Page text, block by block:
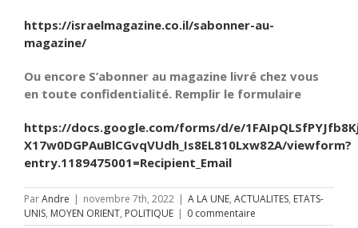
https://israelmagazine.co.il/sabonner-au-
magazine/
Ou encore S’abonner au magazine livré chez vous
en toute confidentialité. Remplir le formulaire
https://docs.google.com/forms/d/e/
X17w0DGPAuBlCGvqVUdh_Is8EL810Lxw82A/viewform?
entry.1189475001=Recipient_Email
ParAndre | novembre 7th, 2022 | A LA UNE, ACTUALITES, ETATS-
UNIS, MOYEN ORIENT, POLITIQUE | 0 commentaire